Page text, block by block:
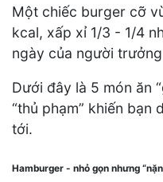
Một chiếc burger cỡ
kcal, xấp xỉ 1/3 - 1/4
ngày của người
Dưới đây là 5 món ăn
“thủ phạm” khiến bạn
tới.
Hamburger - nhỏ gọn nhưng